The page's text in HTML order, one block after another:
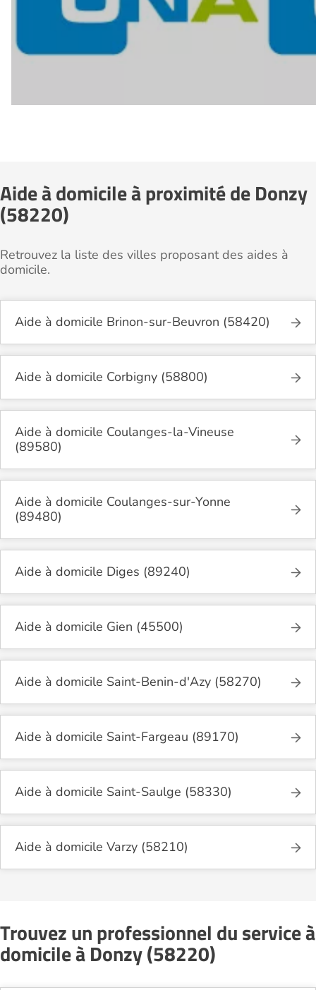
Aide à domicile à proximité de Donzy
(58220)
Retrouvez la liste des villes proposant des aides à
domicile.
Aide à domicile Brinon-sur-Beuvron (58420)
Aide à domicile Corbigny (58800)
Aide à domicile Coulanges-la-Vineuse
(89580)
Aide à domicile Coulanges-sur-Yonne
(89480)
Aide à domicile Diges (89240)
Aide à domicile Gien (45500)
Aide à domicile Saint-Benin-d'Azy (58270)
Aide à domicile Saint-Fargeau (89170)
Aide à domicile Saint-Saulge (58330)
Aide à domicile Varzy (58210)
Trouvez un professionnel du service à
domicile à Donzy (58220)